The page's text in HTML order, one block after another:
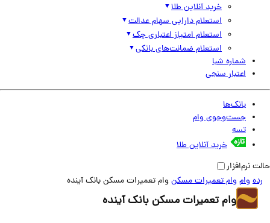
خرید آنلاین طلا
استعلام دارایی سهام عدالت
استعلام امتیاز اعتباری چک
استعلام ضمانت‌های بانکی
شماره شبا
اعتبار سنجی
بانک‌ها
جست‌وجوی وام
تسه
خرید آنلاین طلا
وام وام تعمیرات مسکنوام تعمیرات مسکن بانک آینده
وام تعمیرات مسکن بانک آینده